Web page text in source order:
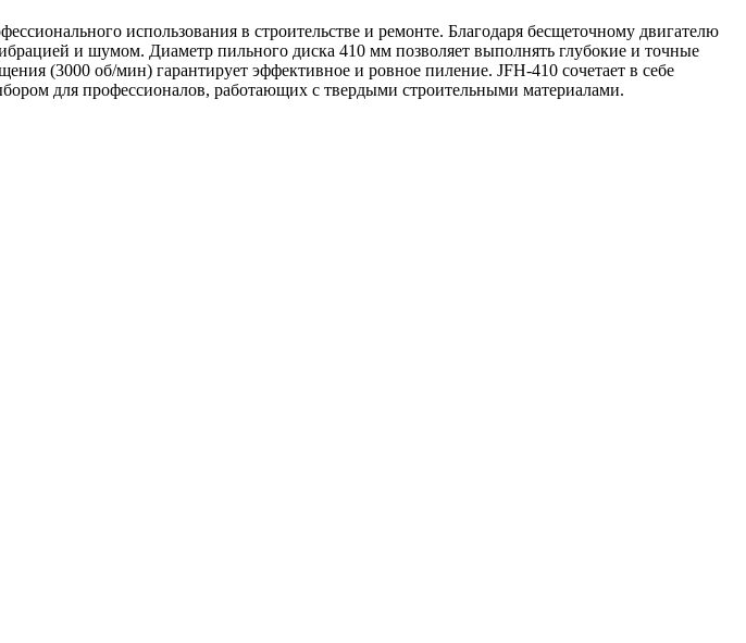
использования в строительстве и ремонте. Благодаря бесщеточному двигателю
и шумом. Диаметр пильного диска 410 мм позволяет выполнять глубокие и точные
(3000 об/мин) гарантирует эффективное и ровное пиление. JFH-410 сочетает в себе
для профессионалов, работающих с твердыми строительными материалами.